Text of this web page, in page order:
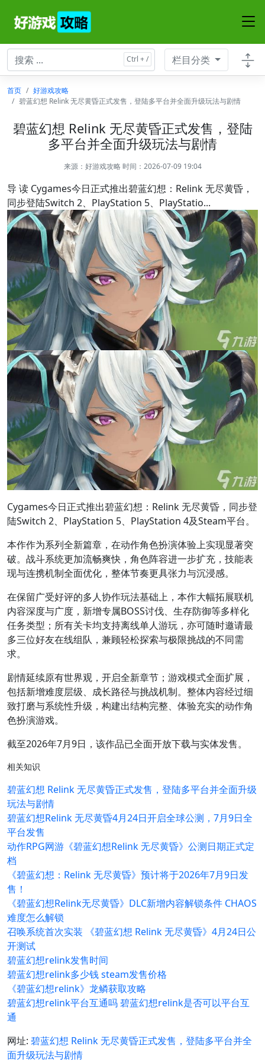
栏目分类
首页
好游戏攻略
碧蓝幻想 Relink 无尽黄昏正式发售，登陆多平台并全面升级玩法与剧情
碧蓝幻想 Relink 无尽黄昏正式发售，登陆
多平台并全面升级玩法与剧情
来源： 好游戏攻略时间：2026-07-09 19:04
导 读 Cygames今日正式推出碧蓝幻想：Relink 无尽黄昏，
同步登陆Switch 2、PlayStation 5、PlayStatio...
Cygames今日正式推出碧蓝幻想：Relink 无尽黄昏，同步登
陆Switch 2、PlayStation 5、PlayStation 4及Steam平台。
本作作为系列全新篇章，在动作角色扮演体验上实现显著突
破。战斗系统更加流畅爽快，角色阵容进一步扩充，技能表
现与连携机制全面优化，整体节奏更具张力与沉浸感。
在保留广受好评的多人协作玩法基础上，本作大幅拓展联机
内容深度与广度，新增专属BOSS讨伐、生存防御等多样化
任务类型；所有关卡均支持离线单人游玩，亦可随时邀请最
多三位好友在线组队，兼顾轻松探索与极限挑战的不同需
求。
剧情延续原有世界观，开启全新章节；游戏模式全面扩展，
包括新增难度层级、成长路径与挑战机制。整体内容经过细
致打磨与系统性升级，构建出结构完整、体验充实的动作角
色扮演游戏。
截至2026年7月9日，该作品已全面开放下载与实体发售。
相关知识
碧蓝幻想 Relink 无尽黄昏正式发售，登陆多平台并全面升级
玩法与剧情
碧蓝幻想Relink 无尽黄昏4月24日开启全球公测，7月9日全
平台发售
动作RPG网游《碧蓝幻想Relink 无尽黄昏》公测日期正式定
档
《碧蓝幻想：Relink 无尽黄昏》预计将于2026年7月9日发
售！
《碧蓝幻想Relink无尽黄昏》DLC新增内容解锁条件 CHAOS
难度怎么解锁
召唤系统首次实装 《碧蓝幻想 Relink 无尽黄昏》4月24日公
开测试
碧蓝幻想relink发售时间
碧蓝幻想relink多少钱 steam发售价格
《碧蓝幻想relink》龙鳞获取攻略
碧蓝幻想relink平台互通吗 碧蓝幻想relink是否可以平台互
通
网址: 碧蓝幻想 Relink 无尽黄昏正式发售，登陆多平台并全
面升级玩法与剧情